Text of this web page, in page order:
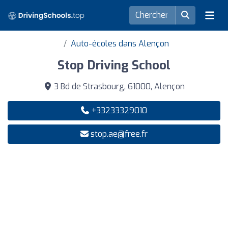
Auto-écoles dans Alençon
Stop Driving School
3 Bd de Strasbourg, 61000, Alençon
+33233329010
stop.ae@free.fr